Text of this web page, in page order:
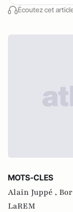
Écoutez cet
MOTS-CLES
Alain Juppé ,
LaREM